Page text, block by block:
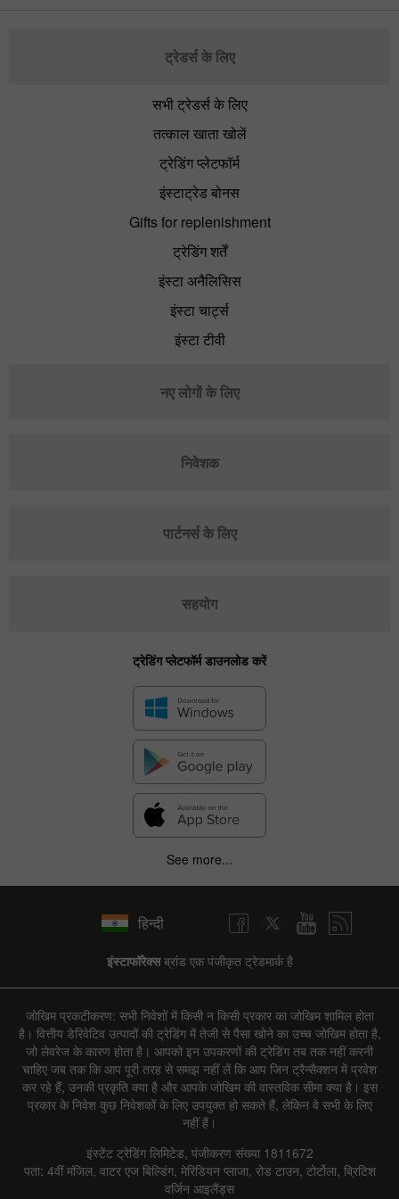
ट्रेडर्स के लिए
सभी ट्रेडर्स के लिए
तत्काल खाता खोलें
ट्रेडिंग प्लेटफॉर्म
इंस्टाट्रेड बोनस
Gifts for replenishment
ट्रेडिंग शर्तें
इंस्टा अनैलिसिस
इंस्टा चार्ट्स
इंस्टा टीवी
नए लोगों के लिए
निवेशक
पार्टनर्स के लिए
सहयोग
ट्रेडिंग प्लेटफॉर्म डाउनलोड करें
See more...
हिन्दी
इंस्टाफॉरेक्सब्रांड एक पंजीकृत ट्रेडमार्क है
जोखिम प्रकटीकरण: सभी निवेशों में किसी न किसी प्रकार का जोखिम शामिल होता
है। वित्तीय डेरिवेटिव उत्पादों की ट्रेडिंग में तेजी से पैसा खोने का उच्च जोखिम होता है,
जो लेवरेज के कारण होता है। आपको इन उपकरणों की ट्रेडिंग तब तक नहीं करनी
चाहिए जब तक कि आप पूरी तरह से समझ नहीं लें कि आप जिन ट्रैन्सैक्शन में प्रवेश
कर रहे हैं, उनकी प्रकृति क्या है और आपके जोखिम की वास्तविक सीमा क्या है। इस
प्रकार के निवेश कुछ निवेशकों के लिए उपयुक्त हो सकते हैं, लेकिन वे सभी के लिए
नहीं हैं।
इंस्टेंट ट्रेडिंग लिमिटेड, पंजीकरण संख्या 1811672
पता: 4वीं मंजिल, वाटर एज बिल्डिंग, मेरिडियन प्लाजा, रोड टाउन, टोर्टोला, ब्रिटिश
वर्जिन आइलैंड्स